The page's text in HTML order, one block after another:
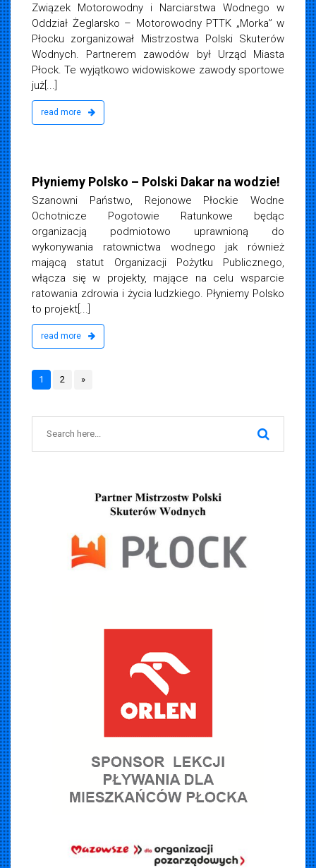
Związek Motorowodny i Narciarstwa Wodnego w
Oddział Żeglarsko – Motorowodny PTTK „Morka” w
Płocku zorganizował Mistrzostwa Polski Skuterów
Wodnych. Partnerem zawodów był Urząd Miasta
Płock. Te wyjątkowo widowiskowe zawody sportowe
już[...]
read more
Płyniemy Polsko – Polski Dakar na wodzie!
Szanowni Państwo, Rejonowe Płockie Wodne
Ochotnicze Pogotowie Ratunkowe będąc
organizacją podmiotowo uprawnioną do
wykonywania ratownictwa wodnego jak również
mającą statut Organizacji Pożytku Publicznego,
włącza się w projekty, mające na celu wsparcie
ratowania zdrowia i życia ludzkiego. Płyniemy Polsko
to projekt[...]
read more
1 2 »